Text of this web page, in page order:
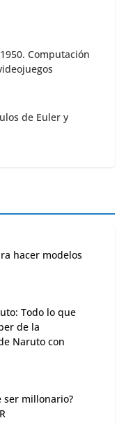
Computación
de Euler y
hacer modelos
Todo lo que
de la
Naruto con
ser millonario?